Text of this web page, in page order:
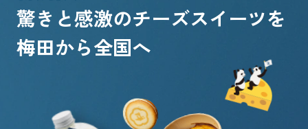
驚きと感激のチーズスイーツを
梅田から全国へ